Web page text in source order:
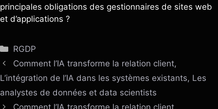
principales obligations des gestionnaires de sites web
et d’applications ?
Catégories
RGDP
Comment l’IA transforme la relation client,
L’intégration de l’IA dans les systèmes existants, Les
analystes de données et data scientists
Comment l’IA transforme la relation client,